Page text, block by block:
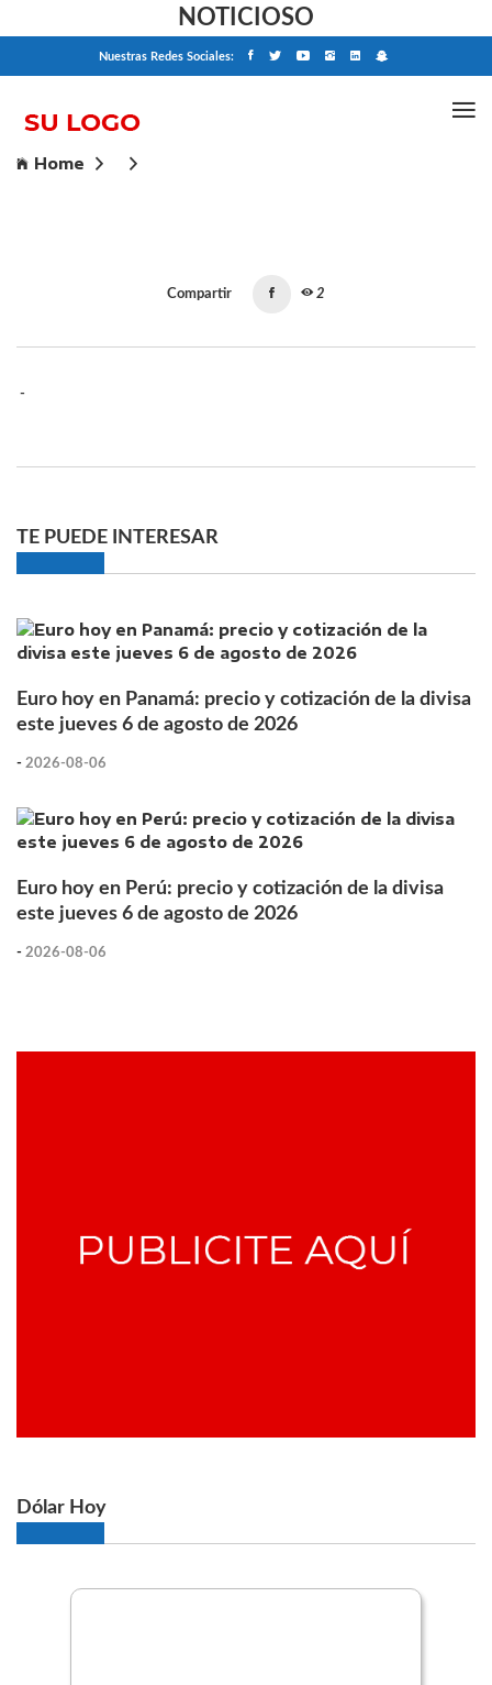
NOTICIOSO
Nuestras Redes Sociales:
Home
Compartir 2
-
TE PUEDE INTERESAR
Euro hoy en Panamá: precio y cotización de la divisa
este jueves 6 de agosto de 2026
- 2026-08-06
Euro hoy en Perú: precio y cotización de la divisa
este jueves 6 de agosto de 2026
- 2026-08-06
Dólar Hoy